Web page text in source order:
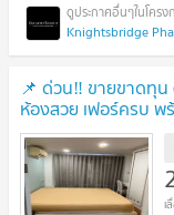
📌 ด่วน‼️ ขายขาดทุ
ห้องสวย เฟอร์ครบ พ